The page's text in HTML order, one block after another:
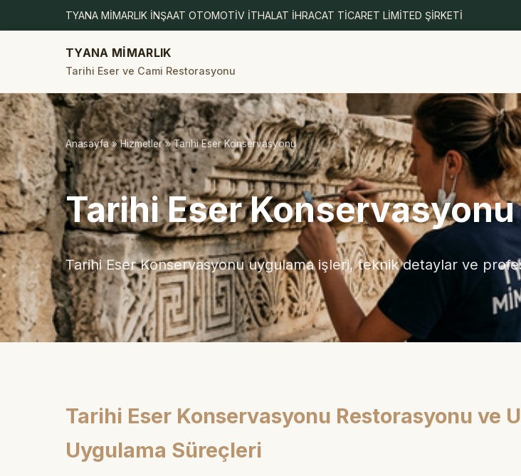
TYANA MİMARLIK İNŞAAT OTOMOTİV İTHALAT İHRACAT TİCARET LİMİTED ŞİRKETİ
TYANA MİMARLIK
Tarihi Eser ve Cami Restorasyonu
Anasayfa»Hizmetler» Tarihi Eser Konservasyonu
Tarihi Eser Konservasyonu
Tarihi Eser Konservasyonu uygulama işleri, teknik detaylar ve
Tarihi Eser Konservasyonu Restorasyonu ve
Uygulama Süreçleri